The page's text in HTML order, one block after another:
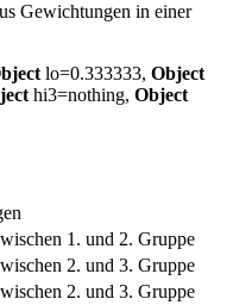
Gewichtungen in einer
lo=0.333333, Object
hi3=nothing, Object
1. und 2. Gruppe
2. und 3. Gruppe
2. und 3. Gruppe